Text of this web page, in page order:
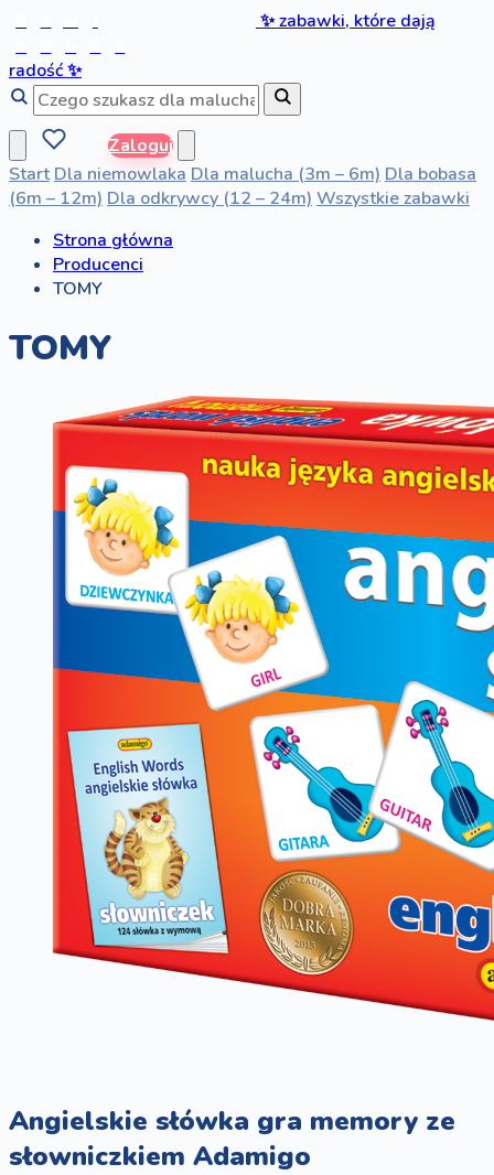
✨zabawki, które dają
radość✨
Zaloguj
Start Dla niemowlaka Dla malucha (3m – 6m) Dla bobasa
(6m – 12m) Dla odkrywcy (12 – 24m) Wszystkie zabawki
Strona główna
Producenci
TOMY
TOMY
Angielskie słówka gra memory ze
słowniczkiem Adamigo